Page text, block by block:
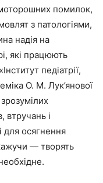
помилок,
з патологіями,
надія на
які працюють
педіатрії,
О. М. Лук’янової
втручань і
для осягнення
— творять